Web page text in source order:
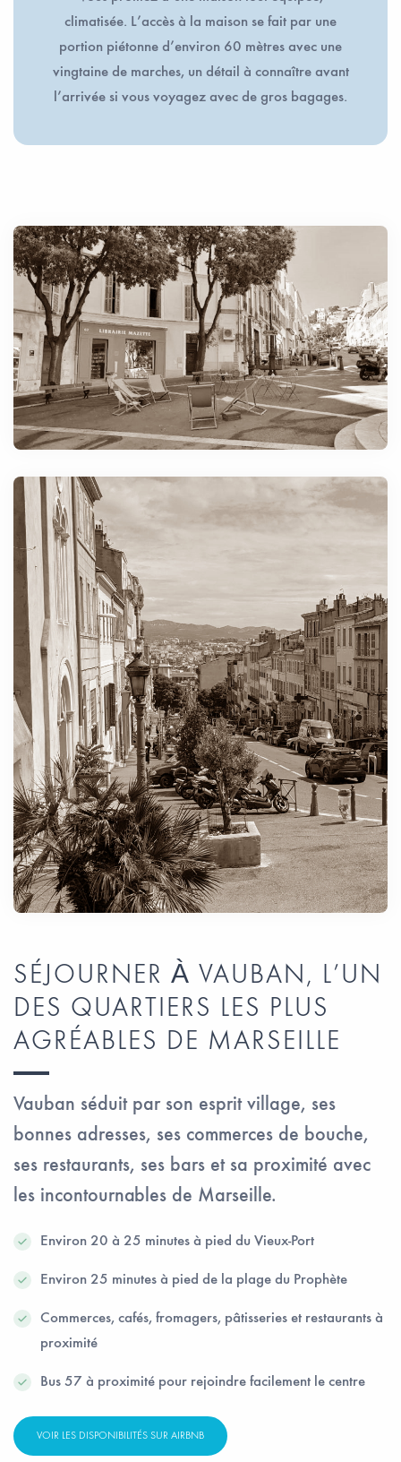
climatisée. L’accès à la maison se fait par une
portion piétonne d’environ 60 mètres avec une
vingtaine de marches, un détail à connaître avant
l’arrivée si vous voyagez avec de gros bagages.
SÉJOURNER À VAUBAN, L’UN
DES QUARTIERS LES PLUS
AGRÉABLES DE MARSEILLE
Vauban séduit par son esprit village, ses
bonnes adresses, ses commerces de bouche,
ses restaurants, ses bars et sa proximité avec
les incontournables de Marseille.
Environ 20 à 25 minutes à pied du Vieux-Port
Environ 25 minutes à pied de la plage du Prophète
Commerces, cafés, fromagers, pâtisseries et restaurants à
proximité
Bus 57 à proximité pour rejoindre facilement le centre
VOIR LES DISPONIBILITÉS SUR AIRBNB